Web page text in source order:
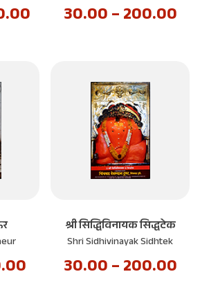
30.00–200.00
श्री सिद्धिविनायक सिद्धटेक
Shri Sidhivinayak Sidhtek
30.00–200.00